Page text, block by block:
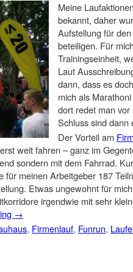
Meine
bekannt, daher
Aufstellung für
beteiligen. Für
Trainingseinheit,
Laut
dann, dass es
mich als
dort redet man
Schluss sind dann
Der Vorteil am
weit fahren – ganz im
sondern mit dem Fahrrad.
für meinen Arbeitgeber 187
Etwas ungewohnt für
irgendwie mit sehr
→
, Firmenlauf, Funrun,